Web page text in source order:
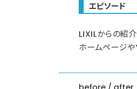
エピソード
LIXILからの紹
ホームページや